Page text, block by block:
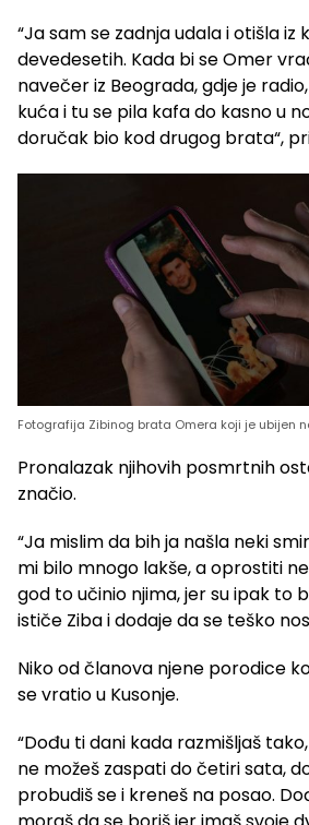
“Ja sam se zadnja udala i otišla
devedesetih. Kada bi se Omer
navečer iz Beograda, gdje je
kuća i tu se pila kafa do kasno u
doručak bio kod drugog brata“,
Fotografija Zibinog brata Omera koji je ubijen
Pronalazak njihovih posmrtnih
značio.
“Ja mislim da bih ja našla neki
mi bilo mnogo lakše, a oprostiti
god to učinio njima, jer su ipak to
ističe Ziba i dodaje da se teško
Niko od članova njene porodice
se vratio u Kusonje.
“Dođu ti dani kada razmišljaš
ne možeš zaspati do četiri sata,
probudiš se i kreneš na posao.